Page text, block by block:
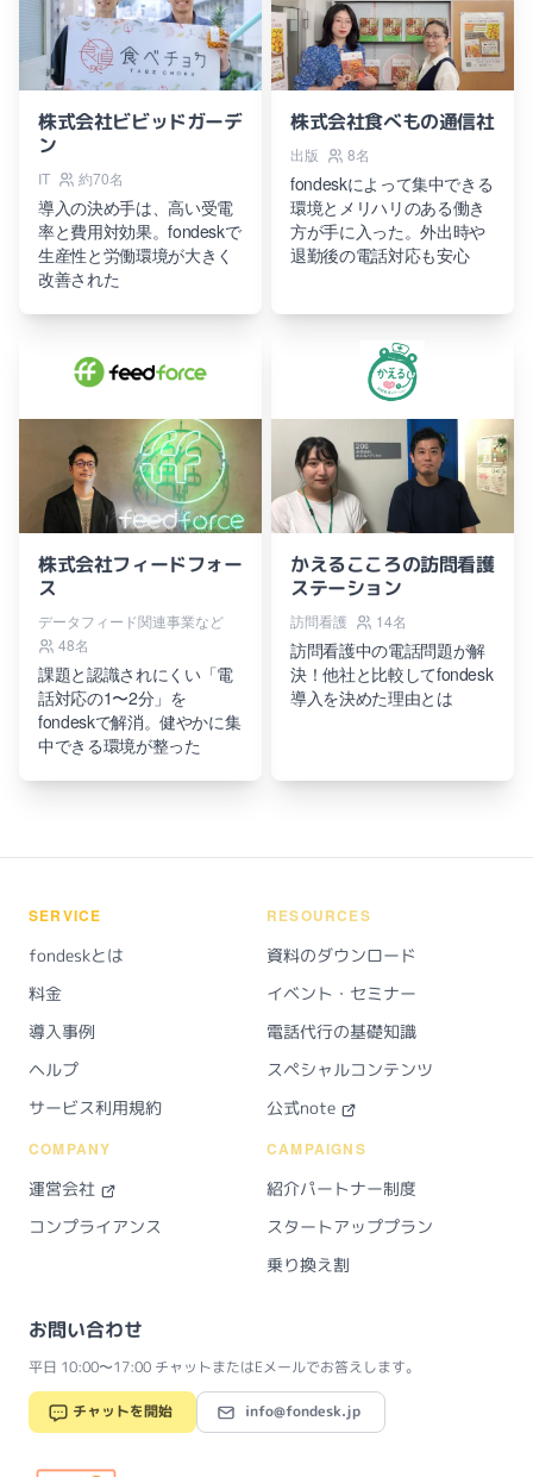
株式会社ビビッドガーデ
ン
IT 約70名
導入の決め手は、高い受電
率と費用対効果。fondeskで
生産性と労働環境が大きく
改善された
株式会社食べもの通信社
出版 8名
fondeskによって集中できる
環境とメリハリのある働き
方が手に入った。外出時や
退勤後の電話対応も安心
株式会社フィードフォー
ス
データフィード関連事業など
48名
課題と認識されにくい「電
話対応の1〜2分」を
fondeskで解消。健やかに集
中できる環境が整った
かえるこころの訪問看護
ステーション
訪問看護 14名
訪問看護中の電話問題が解
決！他社と比較してfondesk
導入を決めた理由とは
SERVICE
fondeskとは
料金
導入事例
ヘルプ
サービス利用規約
RESOURCES
資料のダウンロード
イベント・セミナー
電話代行の基礎知識
スペシャルコンテンツ
公式note
COMPANY
運営会社
コンプライアンス
CAMPAIGNS
紹介パートナー制度
スタートアッププラン
乗り換え割
お問い合わせ
平日 10:00〜17:00 チャットまたはEメールでお答えします。
チャットを開始 info@fondesk.jp